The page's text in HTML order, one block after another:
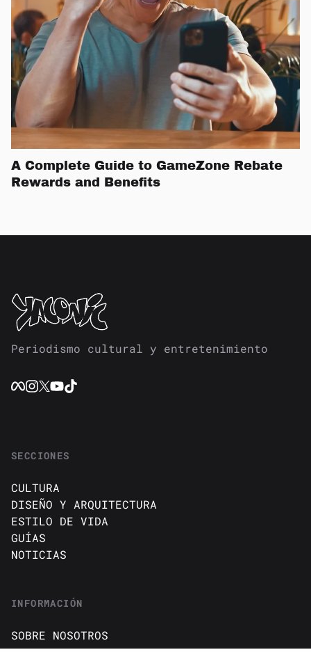
A Complete Guide to GameZone Rebate
Rewards and Benefits
Periodismo cultural y entretenimiento
SECCIONES
CULTURA
DISEÑO Y ARQUITECTURA
ESTILO DE VIDA
GUÍAS
NOTICIAS
INFORMACIÓN
SOBRE NOSOTROS
CONTACTO